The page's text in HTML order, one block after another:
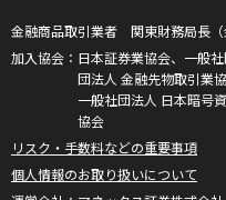
金融商品取引業者 関東財務局長
日本証券業協会、一般
団法人 金融先物取引業協
一般社団法人 日本暗号
協会
リスク・手数料などの重要事項
個人情報のお取り扱いについて